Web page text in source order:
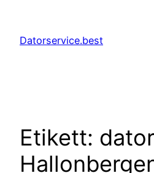
innehåll
Datorservice.best
Etikett: